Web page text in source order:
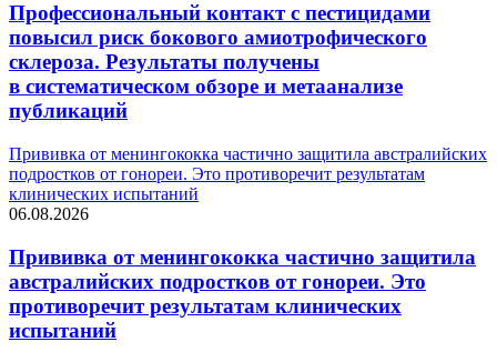
Профессиональный контакт с пестицидами
повысил риск бокового амиотрофического
склероза. Результаты получены
в систематическом обзоре и метаанализе
публикаций
Прививка от менингококка частично защитила австралийских
подростков от гонореи. Это противоречит результатам
клинических испытаний
06.08.2026
Прививка от менингококка частично защитила
австралийских подростков от гонореи. Это
противоречит результатам клинических
испытаний